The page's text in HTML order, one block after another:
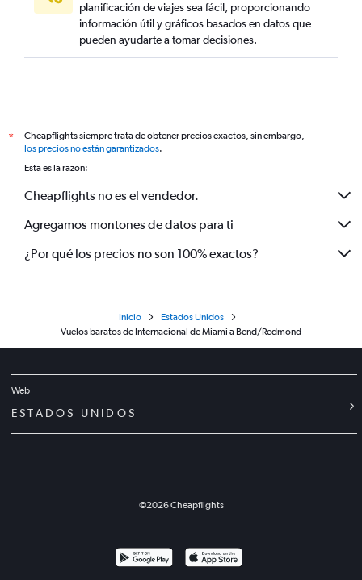
planificación de viajes sea fácil, proporcionando
información útil y gráficos basados en datos que
pueden ayudarte a tomar decisiones.
*
Cheapflights siempre trata de obtener precios exactos, sin embargo,
los precios no están garantizados.
Esta es la razón:
Cheapflights no es el vendedor.
Agregamos montones de datos para ti
¿Por qué los precios no son 100% exactos?
Inicio
Estados Unidos
Vuelos baratos de Internacional de Miami a Bend/Redmond
Web
ESTADOS UNIDOS
©2026Cheapflights